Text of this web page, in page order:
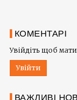
КОМЕНТАРІ
Увійдіть щоб
Увійти
ВАЖЛИВІ